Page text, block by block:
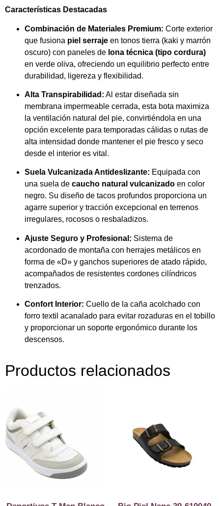
Características Destacadas
Combinación de Materiales Premium: Corte exterior
que fusiona piel serraje en tonos tierra (kaki y marrón
oscuro) con paneles de lona técnica (tipo cordura)
en verde oliva, ofreciendo un equilibrio perfecto entre
durabilidad, ligereza y flexibilidad.
Alta Transpirabilidad: Al estar diseñada sin
membrana impermeable cerrada, esta bota maximiza
la ventilación natural del pie, convirtiéndola en una
opción excelente para temporadas cálidas o rutas de
alta intensidad donde mantener el pie fresco y seco
desde el interior es vital.
Suela Vulcanizada Antideslizante: Equipada con
una suela de caucho natural vulcanizado en color
negro. Su diseño de tacos profundos proporciona un
agarre superior y tracción excepcional en terrenos
irregulares, rocosos o resbaladizos.
Ajuste Seguro y Profesional: Sistema de
acordonado de montaña con herrajes metálicos en
forma de «D» y ganchos superiores de atado rápido,
acompañados de resistentes cordones cilíndricos
trenzados.
Confort Interior: Cuello de la caña acolchado con
forro textil acanalado para evitar rozaduras en el tobillo
y proporcionar un soporte ergonómico durante los
descensos.
Productos relacionados